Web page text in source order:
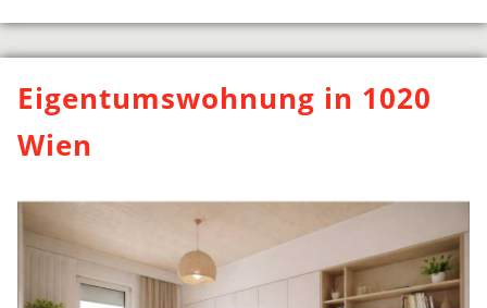
Eigentumswohnung in 1020
Wien